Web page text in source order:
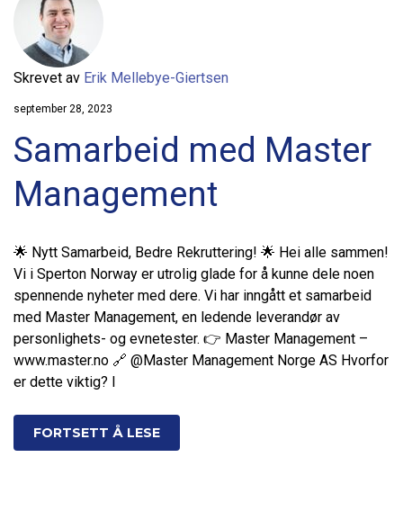
Skrevet av Erik Mellebye-Giertsen
september 28, 2023
Samarbeid med Master
Management
🌟 Nytt Samarbeid, Bedre Rekruttering! 🌟 Hei alle sammen!
Vi i Sperton Norway er utrolig glade for å kunne dele noen
spennende nyheter med dere. Vi har inngått et samarbeid
med Master Management, en ledende leverandør av
personlighets- og evnetester. 👉 Master Management –
www.master.no 🔗 @Master Management Norge AS Hvorfor
er dette viktig? I
FORTSETT Å LESE